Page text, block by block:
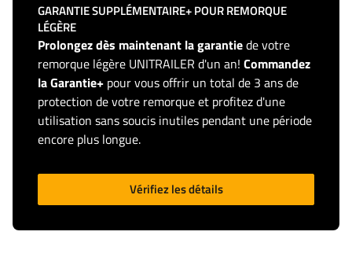
GARANTIE SUPPLÉMENTAIRE+ POUR REMORQUE
LÉGÈRE
Prolongez dès maintenant la garantiede votre
remorque légère UNITRAILER d'un an! Commandez
la Garantie+ pour vous offrir un total de 3 ans de
protection de votre remorque et profitez d'une
utilisation sans soucis inutiles pendant une période
encore plus longue.
Vérifiez les détails